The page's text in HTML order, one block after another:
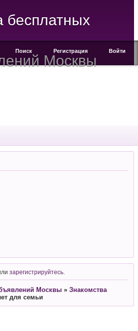
бесплатных
Москвы
Поиск Регистрация Войти
зарегистрируйтесь
Москвы » Знакомства
для семьи